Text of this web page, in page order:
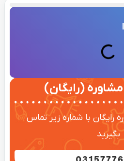
(رایگان)
رایگان با شماره زیر تماس
بگیرید